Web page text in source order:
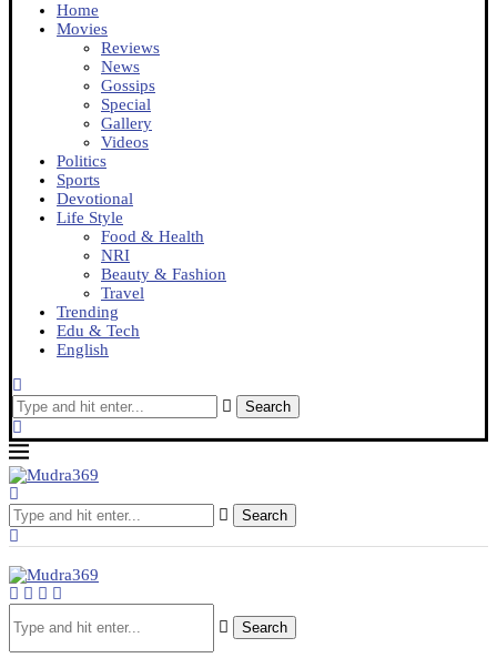
Home
Movies
Reviews
News
Gossips
Special
Gallery
Videos
Politics
Sports
Devotional
Life Style
Food & Health
NRI
Beauty & Fashion
Travel
Trending
Edu & Tech
English
Search
Search
Search